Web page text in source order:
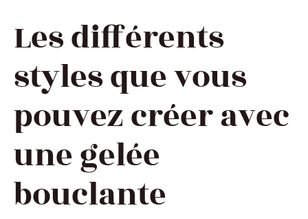
Les différents
styles que vous
pouvez créer avec
une gelée
bouclante